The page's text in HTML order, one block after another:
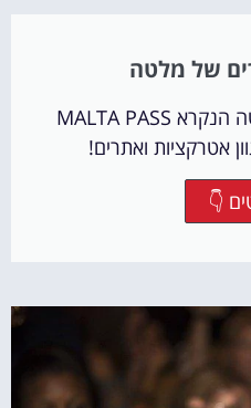
של מלטה
כרטיס סיטי פאס של מלטה הנקרא MALTA PASS
אטרקציות ואתרים!
👇